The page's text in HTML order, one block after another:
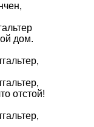
дом.
отстой!